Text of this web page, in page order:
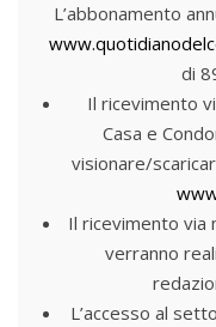
L’abbonamento
di
Il ricevimento
Casa e
visionare/
Il ricevimento via
verranno
L’accesso al